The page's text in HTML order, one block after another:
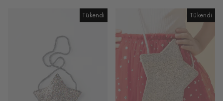
Tükendi Tükendi
Tükendi